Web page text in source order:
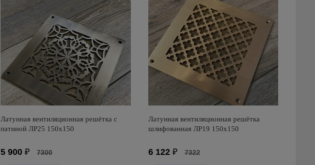
Латунная вентиляционная решётка с
патиной ЛР25 150х150
5 900 ₽ 7300
Латунная вентиляционная решётка
шлифованная ЛР19 150х150
6 122₽ 7322